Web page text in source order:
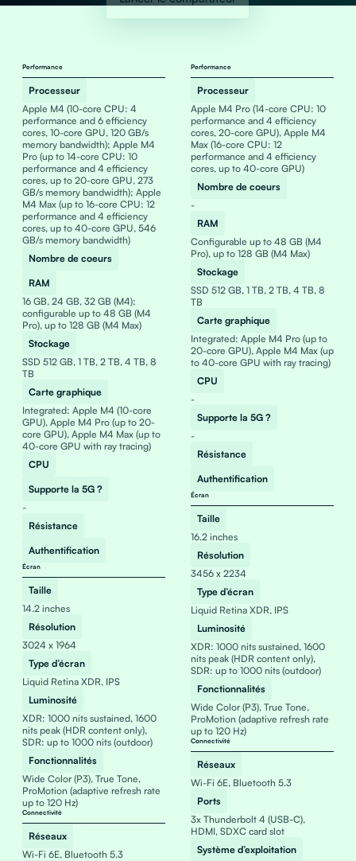
Performance
Processeur
Apple M4 (10-core CPU: 4
performance and 6 efficiency
cores, 10-core GPU, 120 GB/s
memory bandwidth); Apple M4
Pro (up to 14-core CPU: 10
performance and 4 efficiency
cores, up to 20-core GPU, 273
GB/s memory bandwidth); Apple
M4 Max (up to 16-core CPU: 12
performance and 4 efficiency
cores, up to 40-core GPU, 546
GB/s memory bandwidth)
Nombre de coeurs
RAM
16 GB, 24 GB, 32 GB (M4);
configurable up to 48 GB (M4
Pro), up to 128 GB (M4 Max)
Stockage
SSD 512 GB, 1 TB, 2 TB, 4 TB, 8
TB
Carte graphique
Integrated: Apple M4 (10-core
GPU), Apple M4 Pro (up to 20-
core GPU), Apple M4 Max (up to
40-core GPU with ray tracing)
CPU
Supporte la 5G ?
-
Résistance
Authentification
Écran
Taille
14.2 inches
Résolution
3024 x 1964
Type d’écran
Liquid Retina XDR, IPS
Luminosité
XDR: 1000 nits sustained, 1600
nits peak (HDR content only),
SDR: up to 1000 nits (outdoor)
Fonctionnalités
Wide Color (P3), True Tone,
ProMotion (adaptive refresh rate
up to 120 Hz)
Connectivité
Réseaux
Wi-Fi 6E, Bluetooth 5.3
Performance
Processeur
Apple M4 Pro (14-core CPU: 10
performance and 4 efficiency
cores, 20-core GPU), Apple M4
Max (16-core CPU: 12
performance and 4 efficiency
cores, up to 40-core GPU)
Nombre de coeurs
-
RAM
Configurable up to 48 GB (M4
Pro), up to 128 GB (M4 Max)
Stockage
SSD 512 GB, 1 TB, 2 TB, 4 TB, 8
TB
Carte graphique
Integrated: Apple M4 Pro (up to
20-core GPU), Apple M4 Max (up
to 40-core GPU with ray tracing)
CPU
-
Supporte la 5G ?
-
Résistance
Authentification
Écran
Taille
16.2 inches
Résolution
3456 x 2234
Type d’écran
Liquid Retina XDR, IPS
Luminosité
XDR: 1000 nits sustained, 1600
nits peak (HDR content only),
SDR: up to 1000 nits (outdoor)
Fonctionnalités
Wide Color (P3), True Tone,
ProMotion (adaptive refresh rate
up to 120 Hz)
Connectivité
Réseaux
Wi-Fi 6E, Bluetooth 5.3
Ports
3x Thunderbolt 4 (USB-C),
HDMI, SDXC card slot
Système d’exploitation